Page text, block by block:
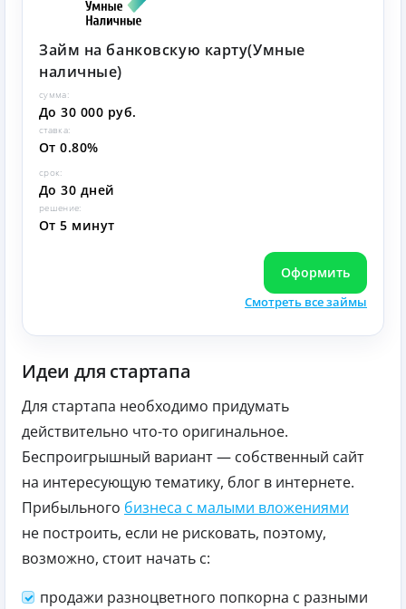
Займ на банковскую карту(Умные
наличные)
сумма:
До 30 000 руб.
ставка:
От 0.80%
срок:
До 30 дней
решение:
От 5 минут
Оформить
Смотреть все займы
Идеи для стартапа
Для стартапа необходимо придумать
действительно что-то оригинальное.
Беспроигрышный вариант — собственный сайт
на интересующую тематику, блог в интернете.
Прибыльного бизнеса с малыми вложениями
не построить, если не рисковать, поэтому,
возможно, стоит начать с:
продажи разноцветного попкорна с разными